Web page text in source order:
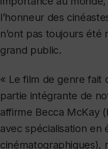
l’honneur des
n’ont pas toujours été
grand public.
« Le film de genre fait
partie intégrante de
affirme Becca McKay
avec spécialisation en
cinématographiques),